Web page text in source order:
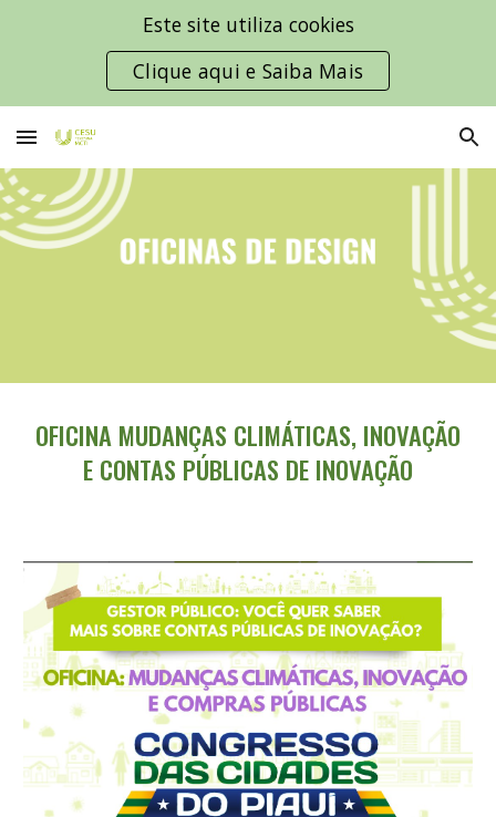
Este site utiliza cookies
Clique aqui e Saiba Mais
OFICINA MUDANÇAS CLIMÁTICAS, INOVAÇÃO
E CONTAS PÚBLICAS DE INOVAÇÃO